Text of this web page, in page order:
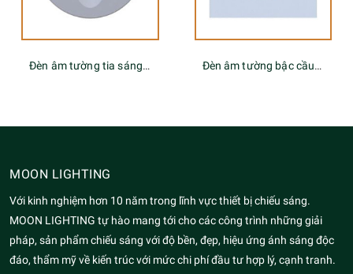
Đèn âm tường tia sáng hình thoi vát Đèn âm tường bậc cầu thang tia sáng tròn
MOON LIGHTING
Với kinh nghiệm hơn 10 năm trong lĩnh vực thiết bị chiếu sáng.
MOON LIGHTING tự hào mang tới cho các công trình những giải
pháp, sản phẩm chiếu sáng với độ bền, đẹp, hiệu ứng ánh sáng độc
đáo, thẩm mỹ về kiến trúc với mức chi phí đầu tư hợp lý, cạnh tranh.